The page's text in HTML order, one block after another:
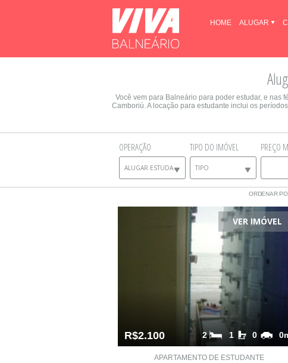
HOME ALUGAR
Você vem para Balneário para poder estudar, e nas
Camboriú. A locação para estudante inclui os
OPERAÇÃO
ALUGAR ESTUDANTE
TIPO DO IMÓVEL
TIPO
PREÇO
ORDENAR
VER IMÓVEL
R$2.100 0
1
2
APARTAMENTO DE ESTUDANTE